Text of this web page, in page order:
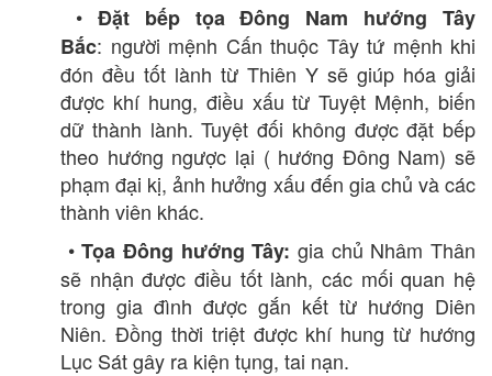
• Đặt bếp tọa Đông Nam hướng Tây
Bắc: người mệnh Cấn thuộc Tây tứ mệnh khi
đón đều tốt lành từ Thiên Y sẽ giúp hóa giải
được khí hung, điều xấu từ Tuyệt Mệnh, biến
dữ thành lành. Tuyệt đối không được đặt bếp
theo hướng ngược lại ( hướng Đông Nam) sẽ
phạm đại kị, ảnh hưởng xấu đến gia chủ và các
thành viên khác.
•Tọa Đông hướng Tây: gia chủ Nhâm Thân
sẽ nhận được điều tốt lành, các mối quan hệ
trong gia đình được gắn kết từ hướng Diên
Niên. Đồng thời triệt được khí hung từ hướng
Lục Sát gây ra kiện tụng, tai nạn.